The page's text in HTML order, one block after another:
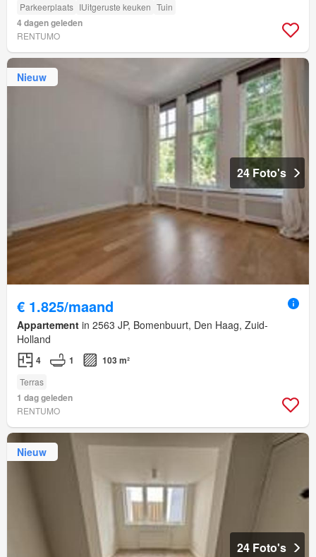
Parkeerplaats IUitgeruste keuken Tuin
4 dagen geleden
RENTUMO
Nieuw
24 Foto's
€ 1.825/maand
Appartement in 2563 JP, Bomenbuurt, Den Haag, Zuid-
Holland
4 1 103 m²
Terras
1 dag geleden
RENTUMO
Nieuw
24 Foto's